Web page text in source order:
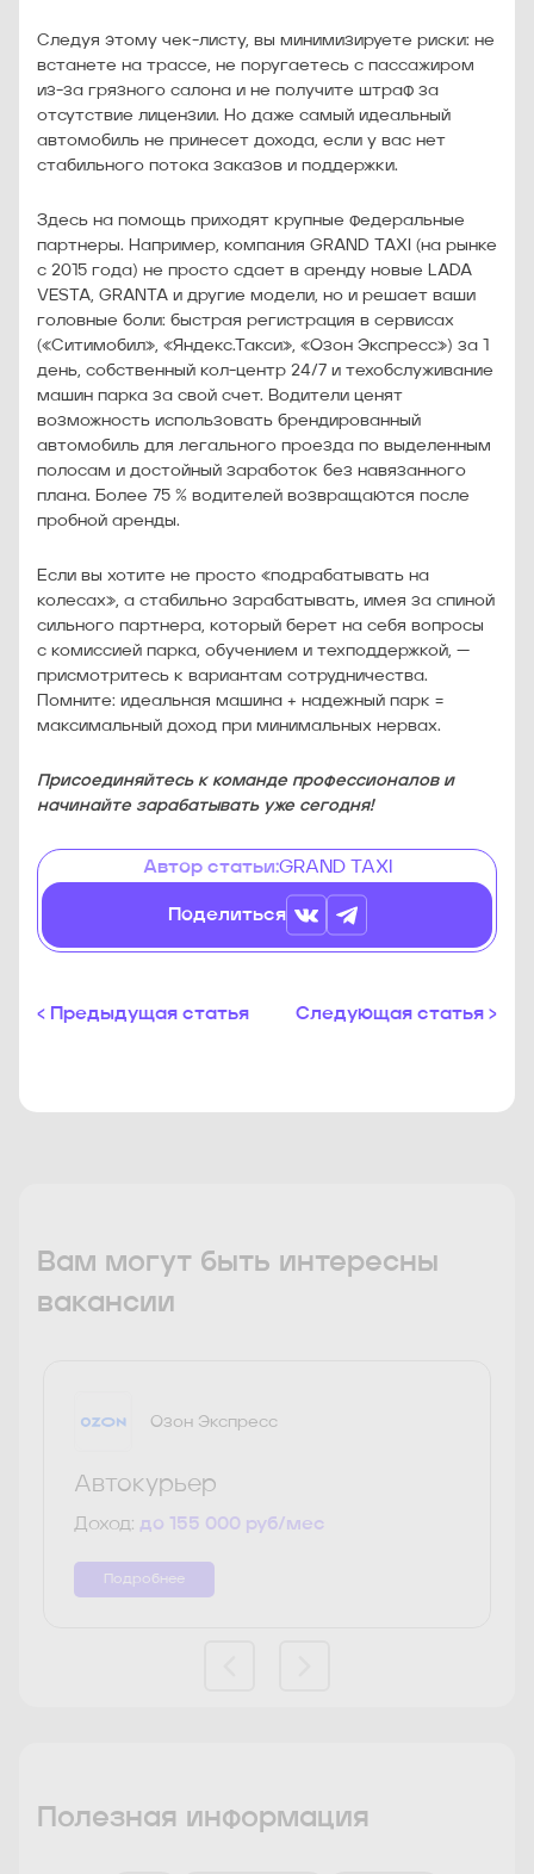
Следуя этому чек-листу, вы минимизируете риски: не
встанете на трассе, не поругаетесь с пассажиром
из-за грязного салона и не получите штраф за
отсутствие лицензии. Но даже самый идеальный
автомобиль не принесет дохода, если у вас нет
стабильного потока заказов и поддержки.
Здесь на помощь приходят крупные федеральные
партнеры. Например, компания GRAND TAXI (на рынке
с 2015 года) не просто сдает в аренду новые LADA
VESTA, GRANTA и другие модели, но и решает ваши
головные боли: быстрая регистрация в сервисах
(«Ситимобил», «Яндекс.Такси», «Озон Экспресс») за 1
день, собственный кол-центр 24/7 и техобслуживание
машин парка за свой счет. Водители ценят
возможность использовать брендированный
автомобиль для легального проезда по выделенным
полосам и достойный заработок без навязанного
плана. Более 75 % водителей возвращаются после
пробной аренды.
Если вы хотите не просто «подрабатывать на
колесах», а стабильно зарабатывать, имея за спиной
сильного партнера, который берет на себя вопросы
с комиссией парка, обучением и техподдержкой, —
присмотритесь к вариантам сотрудничества.
Помните: идеальная машина + надежный парк =
максимальный доход при минимальных нервах.
Присоединяйтесь к команде профессионалов и
начинайте зарабатывать уже сегодня!
Автор статьи:GRAND TAXI
Поделиться
‹ Предыдущая статья Следующая статья ›
Вам могут быть интересны
вакансии
Озон Экспресс
Автокурьер
Доход: до 155 000 руб/мес
Подробнее
Полезная информация